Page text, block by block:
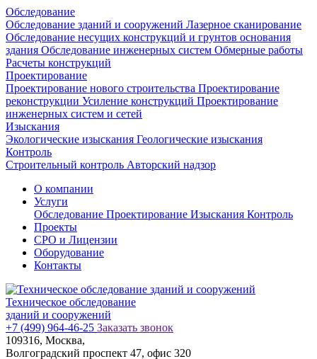
Обследование
Обследование зданий и сооружений Лазерное сканирование
Обследование несущих конструкций и грунтов основания
здания Обследование инженерных систем Обмерные работы
Расчеты конструкций
Проектирование
Проектирование нового строительства Проектирование
реконструкции Усиление конструкций Проектирование
инженерных систем и сетей
Изыскания
Экологические изыскания Геологические изыскания
Контроль
Строительный контроль Авторский надзор
О компании
Услуги
Обследование Проектирование Изыскания Контроль
Проекты
СРО и Лицензии
Оборудование
Контакты
Техническое обследование
зданий и сооружений
+7 (499) 964-46-25 Заказать звонок
109316, Москва,
Волгоградский проспект 47, офис 320